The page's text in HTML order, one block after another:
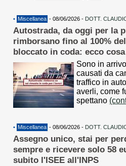
• Miscellanea - 08/06/2026 - DOTT.
Autostrada, da oggi per la
rimborsano fino al 100%
bloccato in coda: ecco
Sono in
causati da
traffico in
averli, come
spettano
• Miscellanea - 08/06/2026 - DOTT.
Assegno unico, stai per
sempre e ricevere solo 58
subito l'ISEE all'INPS